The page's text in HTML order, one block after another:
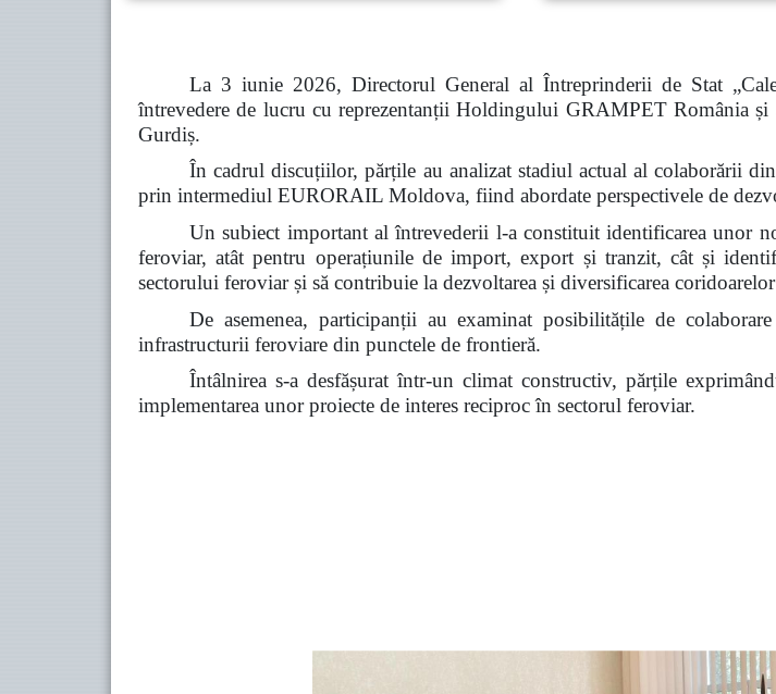
La 3 iunie 2026, Directorul General al Întreprinderii de Stat
întrevedere de lucru cu reprezentanții Holdingului GRAMPET România
Gurdiș.
În cadrul discuțiilor, părțile au analizat stadiul actual al colaborării
prin intermediul EURORAIL Moldova, fiind abordate perspectivele de
Un subiect important al întrevederii l-a constituit identificarea unor
feroviar, atât pentru operațiunile de import, export și tranzit, cât și
sectorului feroviar și să contribuie la dezvoltarea și diversificarea
De asemenea, participanții au examinat posibilitățile de
infrastructurii feroviare din punctele de frontieră.
Întâlnirea s-a desfășurat într-un climat constructiv, părțile
implementarea unor proiecte de interes reciproc în sectorul feroviar.